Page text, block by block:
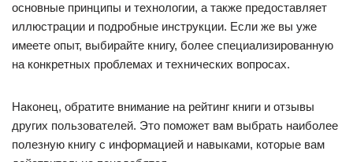
основные принципы и технологии, а также предоставляет
иллюстрации и подробные инструкции. Если же вы уже
имеете опыт, выбирайте книгу, более специализированную
на конкретных проблемах и технических вопросах.
Наконец, обратите внимание на рейтинг книги и отзывы
других пользователей. Это поможет вам выбрать наиболее
полезную книгу с информацией и навыками, которые вам